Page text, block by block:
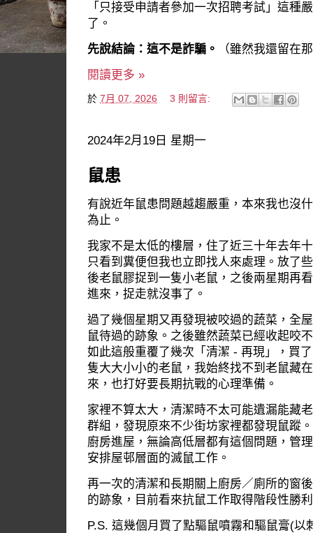
「只接受申請者參加一次招聘考試」這種
了。
先說結論：這不是詐騙。
（雖然我還留在
閱讀更多 »
於 7月 07, 2026 3 則留言:
2024年2月19日 星期一
鼠患
有說近年鼠患問題越趨嚴重，本來我也沒
為止。
我家不是太低的樓層，住了近三十年去年
只看到糞便但我也立即找人來處理。放了
後老鼠膠捉到一隻小老鼠，之後兩星期再
進來，捉走就沒事了。
過了幾個星期又再發現被咬過的蔬菜，全
鼠待過的跡象。之後雖然蔬菜已經收起咬
如此這般重覆了幾次「清潔 - 再現」，買
隻大大小小的老鼠，我始終找不到老鼠藏
來，也打好要長期抗戰的心理準備。
家裡不算太大，清潔時不太可能遺漏能藏
群組，發現原來不少街坊家裡都發現鼠蹤
廚房進屋，無論高低層都有這個問題，管
安排屋邨層面的滅鼠工作。
再一次的清潔和長期關上廚房／廁所的窗
的跡象，目前看來抗鼠工作取得階段性勝
P.S. 這幾個月買了點驅鼠噴霧和驅鼠膏(以